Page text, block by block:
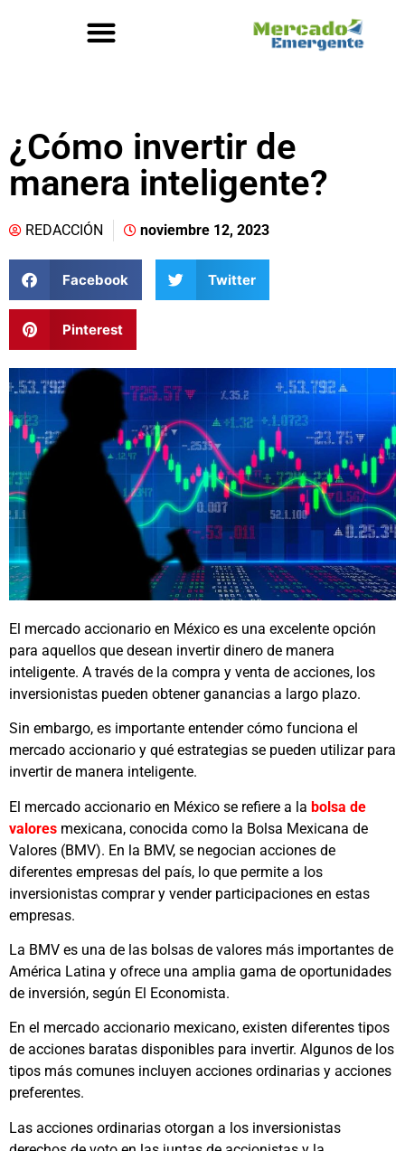
¿Cómo invertir de
manera inteligente?
REDACCIÓN noviembre 12, 2023
Facebook Twitter
Pinterest
El mercado accionario en México es una excelente opción
para aquellos que desean invertir dinero de manera
inteligente. A través de la compra y venta de acciones, los
inversionistas pueden obtener ganancias a largo plazo.
Sin embargo, es importante entender cómo funciona el
mercado accionario y qué estrategias se pueden utilizar para
invertir de manera inteligente.
El mercado accionario en México se refiere a la bolsa de
valores mexicana, conocida como la Bolsa Mexicana de
Valores (BMV). En la BMV, se negocian acciones de
diferentes empresas del país, lo que permite a los
inversionistas comprar y vender participaciones en estas
empresas.
La BMV es una de las bolsas de valores más importantes de
América Latina y ofrece una amplia gama de oportunidades
de inversión, según El Economista.
En el mercado accionario mexicano, existen diferentes tipos
de acciones baratas disponibles para invertir. Algunos de los
tipos más comunes incluyen acciones ordinarias y acciones
preferentes.
Las acciones ordinarias otorgan a los inversionistas